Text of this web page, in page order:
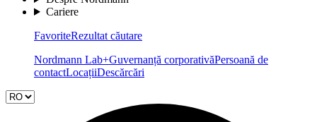
Cariere
FavoriteRezultat căutare
Nordmann Lab+Guvernanță corporativăPersoană de
contactLocațiiDescărcări